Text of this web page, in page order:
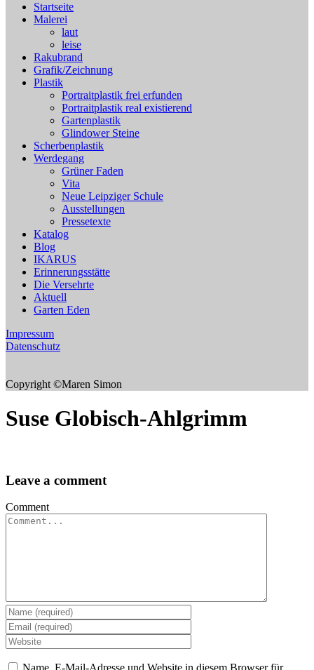
Startseite
Malerei
laut
leise
Rakubrand
Grafik/Zeichnung
Plastik
Portraitplastik frei erfunden
Portraitplastik real existierend
Gartenplastik
Glindower Steine
Scherbenplastik
Werdegang
Grüner Faden
Vita
Neue Leipziger Schule
Ausstellungen
Pressetexte
Katalog
Blog
IKARUS
Erinnerungsstätte
Die Versehrte
Aktuell
Garten Eden
Impressum
Datenschutz
Copyright ©Maren Simon
Suse Globisch-Ahlgrimm
Leave a comment
Comment